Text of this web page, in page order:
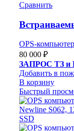
Сравнить
OPS-
80 000 ₽
ЗАПРОС ТЗ и
Добавить в
В корзину
Быстрый